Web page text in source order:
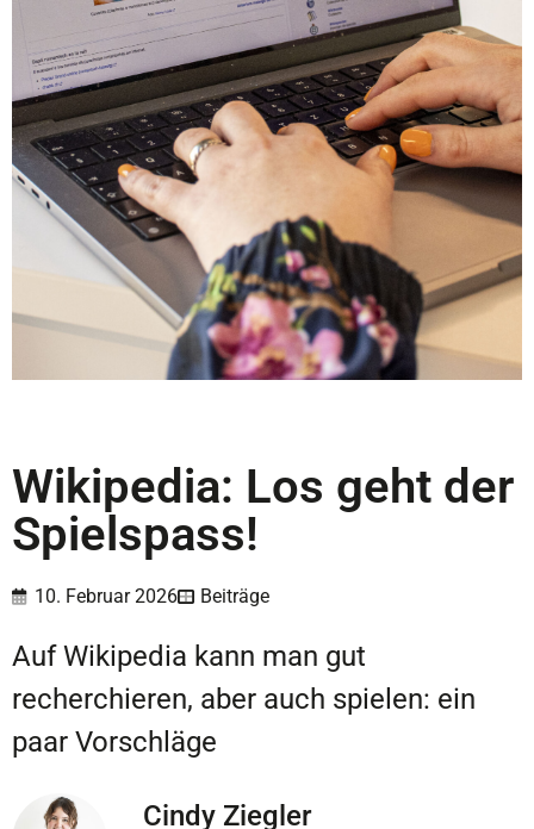
Wikipedia: Los geht der
Spielspass!
10. Februar 2026 Beiträge
Auf Wikipedia kann man gut
recherchieren, aber auch spielen: ein
paar Vorschläge
Cindy Ziegler